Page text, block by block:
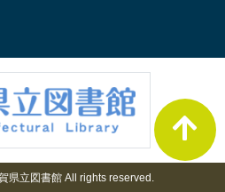
県立図書館 All rights reserved.